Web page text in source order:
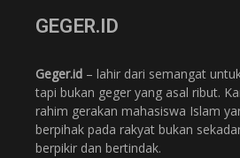
GEGER.ID
Geger.id – lahir dari semangat
tapi bukan geger yang asal ribut.
rahim gerakan mahasiswa Islam
berpihak pada rakyat bukan
berpikir dan bertindak.